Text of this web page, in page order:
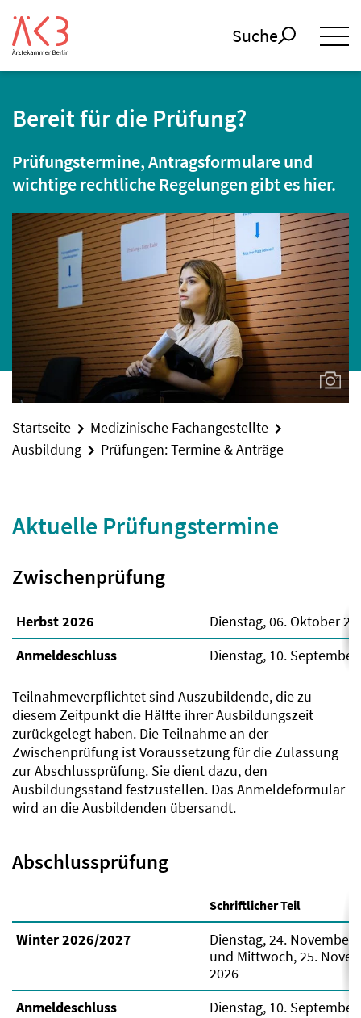
Suche
Bereit für die Prüfung?
Prüfungstermine, Antragsformulare und
wichtige rechtliche Regelungen gibt es hier.
Startseite
Medizinische Fachangestellte
Ausbildung
Prüfungen: Termine & Anträge
Aktuelle Prüfungstermine
Zwischenprüfung
Herbst 2026
Dienstag, 06. Oktober
Anmeldeschluss
Dienstag, 10. September
Teilnahmeverpflichtet sind Auszubildende, die zu
diesem Zeitpunkt die Hälfte ihrer Ausbildungszeit
zurückgelegt haben. Die Teilnahme an der
Zwischenprüfung ist Voraussetzung für die Zulassung
zur Abschlussprüfung. Sie dient dazu, den
Ausbildungsstand festzustellen. Das Anmeldeformular
wird an die Ausbildenden übersandt.
Abschlussprüfung
Schriftlicher Teil
Winter 2026/2027
Dienstag, 24. November
und Mittwoch, 25.
2026
Anmeldeschluss
Dienstag, 10. September